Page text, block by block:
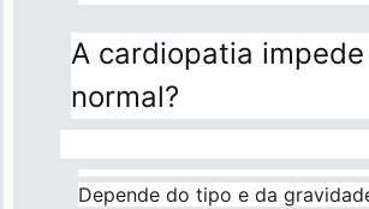
A cardiopatia
normal?
Depende do tipo e da